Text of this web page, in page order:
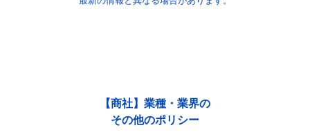
【商社】業種・業界の
その他のポリシー